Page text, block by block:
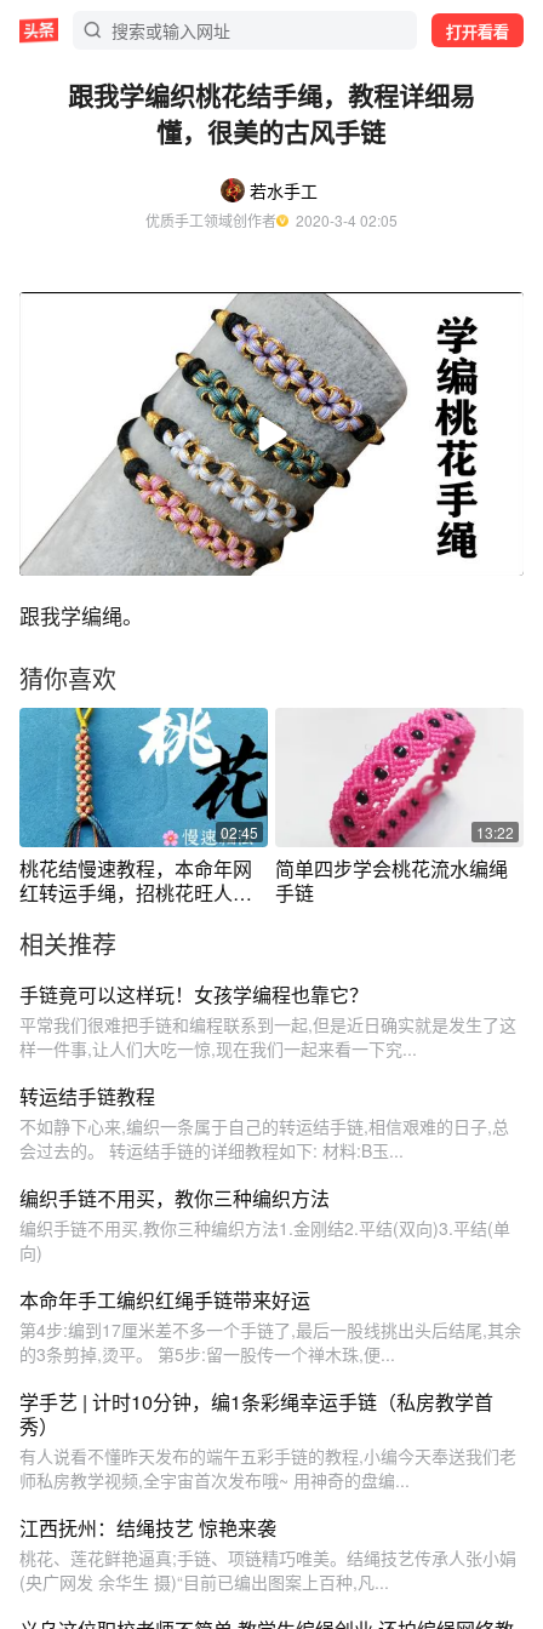
打开看看
跟我学编织桃花结手绳，教程详细易
懂，很美的古风手链
若水手工
优质手工领域创作者
  2020-3-4 02:05
跟我学编绳。
猜你喜欢
02:45
桃花结慢速教程，本命年网
红转运手绳，招桃花旺人际
13:22
简单四步学会桃花流水编绳
手链
相关推荐
手链竟可以这样玩！女孩学编程也靠它？
平常我们很难把手链和编程联系到一起,但是近日确实就是发生了这
样一件事,让人们大吃一惊,现在我们一起来看一下究...
转运结手链教程
不如静下心来,编织一条属于自己的转运结手链,相信艰难的日子,总
会过去的。 转运结手链的详细教程如下: 材料:B玉...
编织手链不用买，教你三种编织方法
编织手链不用买,教你三种编织方法1.金刚结2.平结(双向)3.平结(单
向)
本命年手工编织红绳手链带来好运
第4步:编到17厘米差不多一个手链了,最后一股线挑出头后结尾,其余
的3条剪掉,烫平。 第5步:留一股传一个禅木珠,便...
学手艺 | 计时10分钟，编1条彩绳幸运手链（私房教学首
秀）
有人说看不懂昨天发布的端午五彩手链的教程,小编今天奉送我们老
师私房教学视频,全宇宙首次发布哦~ 用神奇的盘编...
江西抚州：结绳技艺 惊艳来袭
桃花、莲花鲜艳逼真;手链、项链精巧唯美。结绳技艺传承人张小娟
(央广网发 余华生 摄)“目前已编出图案上百种,凡...